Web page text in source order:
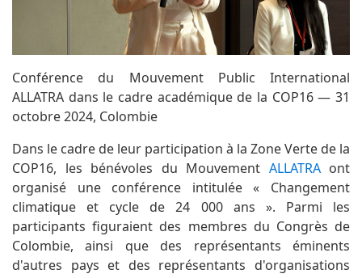
Conférence du Mouvement Public International
ALLATRA dans le cadre académique de la COP16 — 31
octobre 2024, Colombie
Dans le cadre de leur participation à la Zone Verte de la
COP16, les bénévoles du Mouvement ALLATRAont
organisé une conférence intitulée « Changement
climatique et cycle de 24 000 ans ». Parmi les
participants figuraient des membres du Congrès de
Colombie, ainsi que des représentants éminents
d'autres pays et des représentants d'organisations